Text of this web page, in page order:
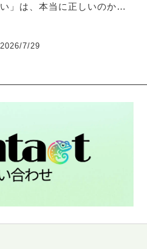
い」は、本当に正しいのか？
2026/7/29